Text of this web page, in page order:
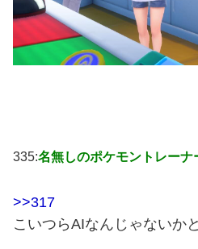
335:名無しのポケモントレーナ
>>317
こいつらAIなんじゃないか